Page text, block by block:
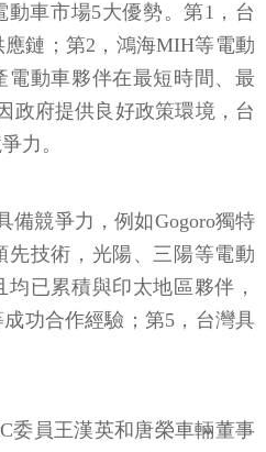
車市場5大優勢。第1，台
鏈；第2，鴻海MIH等電動
電動車夥伴在最短時間、最
政府提供良好政策環境，台
力。
備競爭力，例如Gogoro獨特
先技術，光陽、三陽等電動
已累積與印太地區夥伴，
功合作經驗；第5，台灣具
委員王漢英和唐榮車輛董事